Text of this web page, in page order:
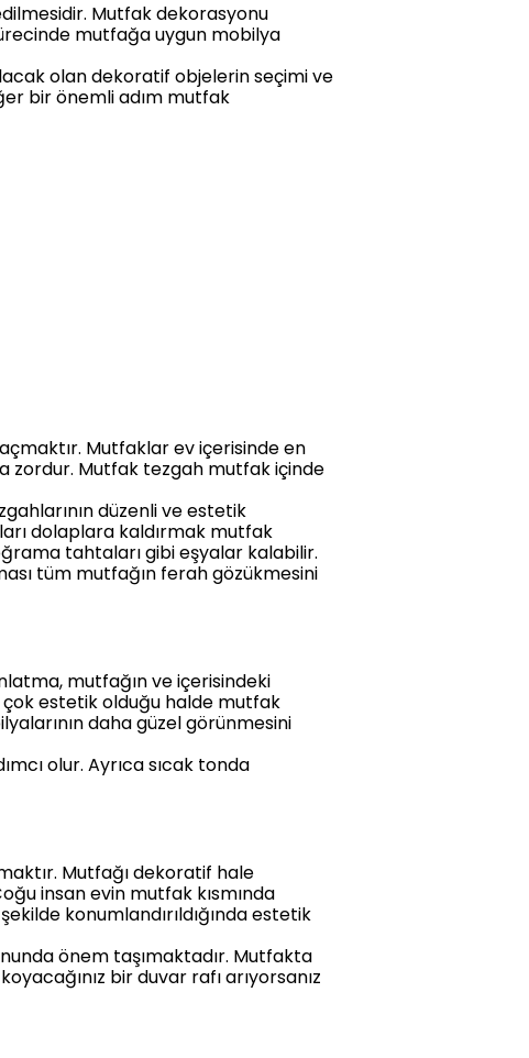
Mutfak dekorasyonu
mutfağa uygun mobilya
olan dekoratif objelerin seçimi ve
bir önemli adım mutfak
Mutfaklar ev içerisinde en
zordur. Mutfak tezgah mutfak içinde
düzenli ve estetik
dolaplara kaldırmak mutfak
tahtaları gibi eşyalar kalabilir.
tüm mutfağın ferah gözükmesini
mutfağın ve içerisindeki
çok estetik olduğu halde mutfak
daha güzel görünmesini
olur. Ayrıca sıcak tonda
Mutfağı dekoratif hale
insan evin mutfak kısmında
konumlandırıldığında estetik
önem taşımaktadır. Mutfakta
bir duvar rafı arıyorsanız